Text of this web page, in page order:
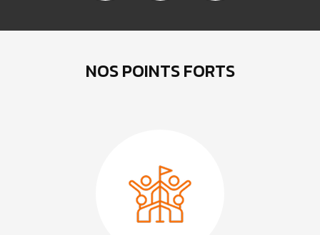
NOS POINTS FORTS